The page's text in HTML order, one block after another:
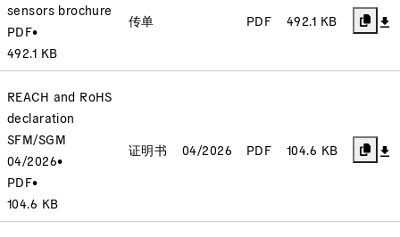
sensors brochure
PDF•
492.1 KB
传单 PDF 492.1 KB
REACH and RoHS
declaration
SFM/SGM
04/2026•
PDF•
104.6 KB
证明书 04/2026 PDF 104.6 KB